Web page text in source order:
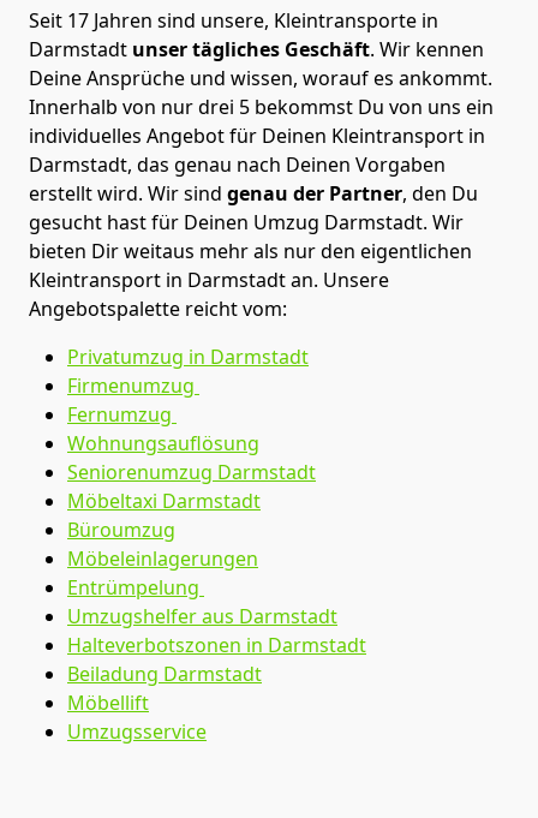
Seit 17 Jahren sind unsere, Kleintransporte in
Darmstadt unser tägliches Geschäft. Wir kennen
Deine Ansprüche und wissen, worauf es ankommt.
Innerhalb von nur drei 5 bekommst Du von uns ein
individuelles Angebot für Deinen Kleintransport in
Darmstadt, das genau nach Deinen Vorgaben
erstellt wird. Wir sind genau der Partner, den Du
gesucht hast für Deinen Umzug Darmstadt. Wir
bieten Dir weitaus mehr als nur den eigentlichen
Kleintransport in Darmstadt an. Unsere
Angebotspalette reicht vom:
Privatumzug in Darmstadt
Firmenumzug
Fernumzug
Wohnungsauflösung
Seniorenumzug Darmstadt
Möbeltaxi Darmstadt
Büroumzug
Möbeleinlagerungen
Entrümpelung
Umzugshelfer aus Darmstadt
Halteverbotszonen in Darmstadt
Beiladung Darmstadt
Möbellift
Umzugsservice